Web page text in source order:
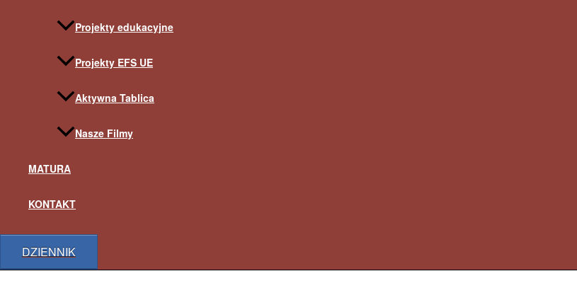
Projekty edukacyjne
Projekty EFS UE
Aktywna Tablica
Nasze Filmy
MATURA
KONTAKT
DZIENNIK